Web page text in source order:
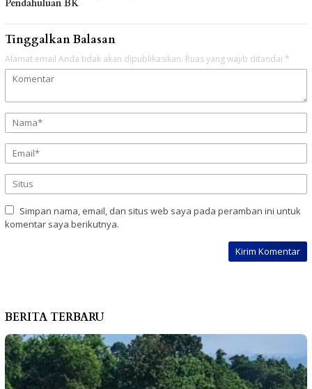
Pendahuluan BK
Tinggalkan Balasan
Alamat email Anda tidak akan dipublikasikan. Ruas yang wajib ditandai *
Simpan nama, email, dan situs web saya pada peramban ini untuk
komentar saya berikutnya.
BERITA TERBARU